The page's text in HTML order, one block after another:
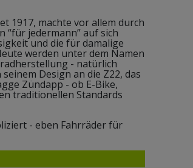
1917, machte vor allem durch
jedermann” auf sich
und die für damalige
werden unter dem Namen
- natürlich
Design an die Z22, das
Zündapp - ob E-Bike,
traditionellen Standards
- eben Fahrräder für